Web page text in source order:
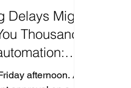
Might
Thousands
Can Fix It
afternoon. A